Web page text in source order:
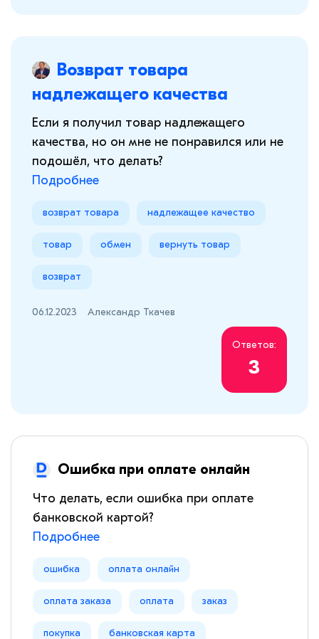
Возврат товара
надлежащего качества
Если я получил товар надлежащего
качества, но он мне не понравился или не
подошёл, что делать?
Подробнее
возврат товара надлежащее качество
товар обмен вернуть товар
возврат
06.12.2023 Александр Ткачев
Ответов:
3
Ошибка при оплате онлайн
Что делать, если ошибка при оплате
банковской картой?
Подробнее
ошибка оплата онлайн
оплата заказа оплата заказ
покупка банковская карта